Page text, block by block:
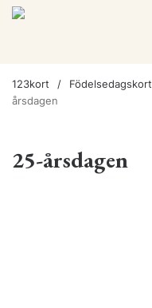
123kort Födelsedagskort
årsdagen
25-årsdagen